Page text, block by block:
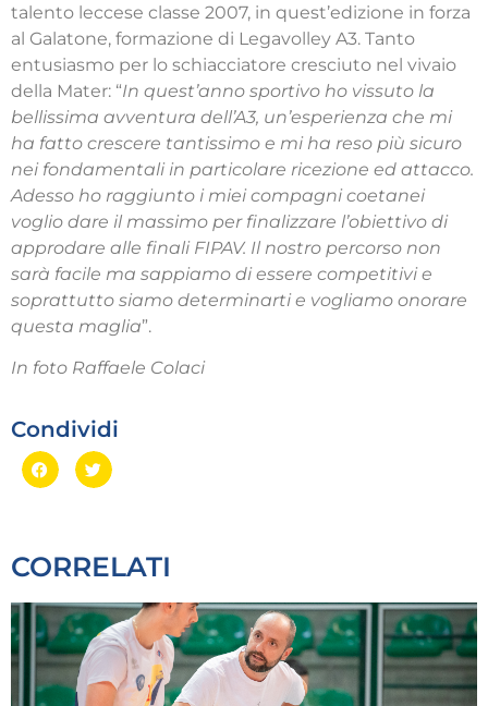
talento leccese classe 2007, in quest’edizione in forza
al Galatone, formazione di Legavolley A3. Tanto
entusiasmo per lo schiacciatore cresciuto nel vivaio
della Mater: “In quest’anno sportivo ho vissuto la
bellissima avventura dell’A3, un’esperienza che mi
ha fatto crescere tantissimo e mi ha reso più sicuro
nei fondamentali in particolare ricezione ed attacco.
Adesso ho raggiunto i miei compagni coetanei
voglio dare il massimo per finalizzare l’obiettivo di
approdare alle finali FIPAV. Il nostro percorso non
sarà facile ma sappiamo di essere competitivi e
soprattutto siamo determinarti e vogliamo onorare
questa maglia”.
In foto Raffaele Colaci
Condividi
CORRELATI